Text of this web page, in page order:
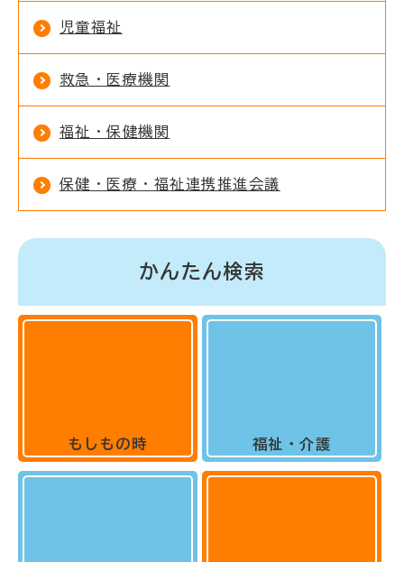
児童福祉
救急・医療機関
福祉・保健機関
保健・医療・福祉連携推進会議
かんたん検索
もしもの時 福祉・介護